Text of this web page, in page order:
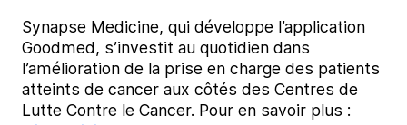
Synapse Medicine, qui développe l’application
Goodmed, s’investit au quotidien dans
l’amélioration de la prise en charge des patients
atteints de cancer aux côtés des Centres de
Lutte Contre le Cancer. Pour en savoir plus :